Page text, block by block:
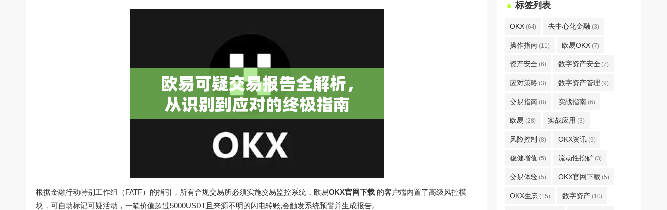
根据金融行动特别工作组（FATF）的指引，所有合规交易所必须实施交易监控系统，欧易OKX官网下载 的客户端内置了高级风控模
块，可自动标记可疑活动，一笔价值超过5000USDT且来源不明的闪电转账,会触发系统预警并生成报告。
标签列表
OKX (64) 去中心化金融 (3)
操作指南 (11) 欧易OKX (7)
资产安全 (6) 数字资产安全 (7)
应对策略 (3) 数字资产管理 (9)
交易指南 (8) 实战指南 (6)
欧易 (28) 实战应用 (3)
风险控制 (8) OKX资讯 (9)
稳健增值 (5) 流动性挖矿 (3)
交易体验 (5) OKX官网下载 (5)
OKX生态 (15) 数字资产 (10)